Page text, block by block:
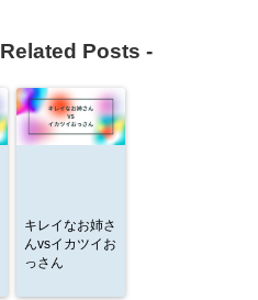
Related Posts -
キレイなお姉さ
んvsイカツイお
っさん